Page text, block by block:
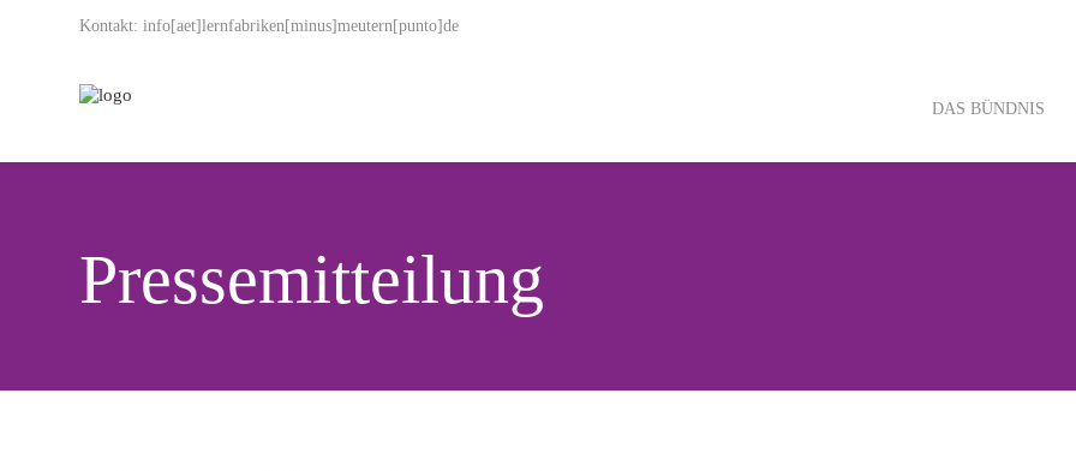
Kontakt: info[aet]lernfabriken[minus]meutern[punto]de
DAS BÜNDNIS
Pressemitteilung